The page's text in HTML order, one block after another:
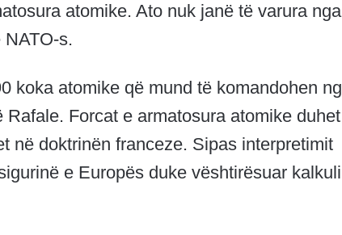
atomike. Ato nuk janë të varura nga
s.
koka atomike që mund të komandohen
Forcat e armatosura atomike
në doktrinën franceze. Sipas interpretimit
e Europës duke vështirësuar